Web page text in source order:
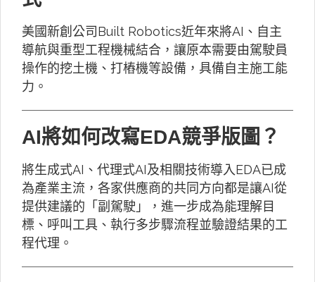
美國新創公司Built Robotics近年來將AI、自主
導航與重型工程機械結合，讓原本需要由駕駛員
操作的挖土機、打樁機等設備，具備自主施工能
力。
AI將如何改寫EDA競爭版圖？
將生成式AI、代理式AI及相關技術導入EDA已成
為產業主流，各家供應商的共同方向都是讓AI從
提供建議的「副駕駛」，進一步成為能理解目
標、呼叫工具、執行多步驟流程並驗證結果的工
程代理。